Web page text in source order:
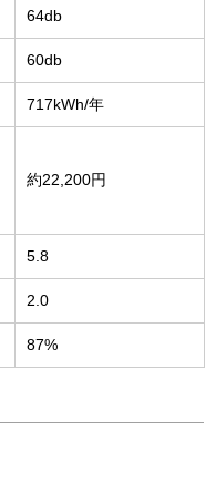
64db
60db
717kWh/年
約22,200円
5.8
2.0
87%